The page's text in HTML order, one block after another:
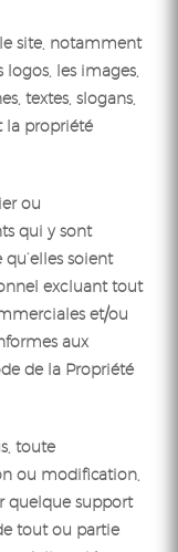
le site, notamment
les images,
textes, slogans,
la propriété
ou
qui y sont
qu’elles soient
excluant tout
et/ou
aux
de la Propriété
toute
ou modification,
quelque support
tout ou partie